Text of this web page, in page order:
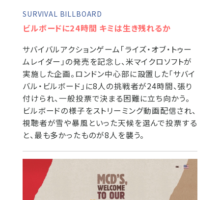
SURVIVAL BILLBOARD
ビルボードに24時間 キミは生き残れるか
サバイバルアクションゲーム「ライズ・オブ・トゥー
ムレイダー」の発売を記念し、米マイクロソフトが
実施した企画。ロンドン中心部に設置した「サバイ
バル・ビルボード」に8人の挑戦者が24時間、張り
付けられ、一般投票で決まる困難に立ち向かう。
ビルボードの様子をストリーミング動画配信され、
視聴者が雪や暴風といった天候を選んで投票する
と、最も多かったものが8人を襲う。